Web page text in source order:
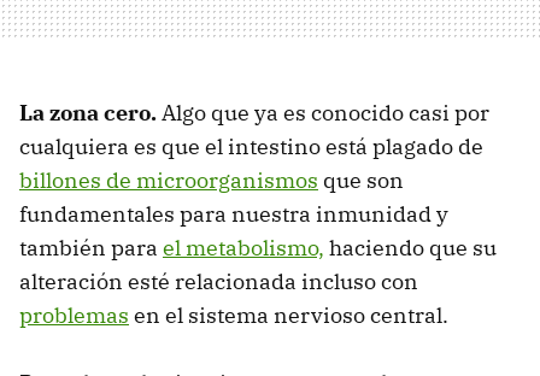
La zona cero.Algo que ya es conocido casi por
cualquiera es que el intestino está plagado de
billones de microorganismos que son
fundamentales para nuestra inmunidad y
también para el metabolismo, haciendo que su
alteración esté relacionada incluso con
problemas en el sistema nervioso central.